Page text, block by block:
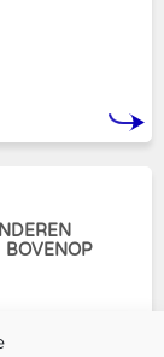
BOVENOP